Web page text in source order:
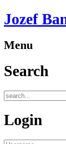
Jozef
Menu
Search
Login